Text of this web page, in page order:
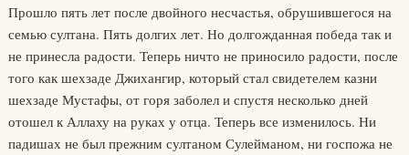
Прошло пять лет после двойного несчастья, обрушившегося на
семью султана. Пять долгих лет. Но долгожданная победа так и
не принесла радости. Теперь ничто не приносило радости, после
того как шехзаде Джихангир, который стал свидетелем казни
шехзаде Мустафы, от горя заболел и спустя несколько дней
отошел к Аллаху на руках у отца. Теперь все изменилось. Ни
падишах не был прежним султаном Сулейманом, ни госпожа не